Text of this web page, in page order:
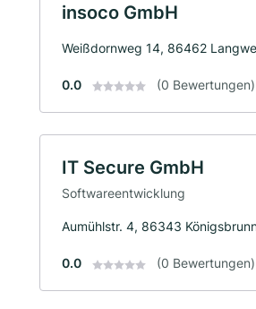
insoco GmbH
Weißdornweg 14, 86462
0.0 (0 Bewertungen)
IT Secure GmbH
Softwareentwicklung
Aumühlstr. 4, 86343
0.0 (0 Bewertungen)